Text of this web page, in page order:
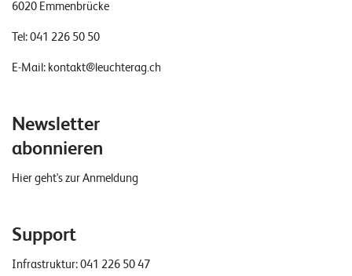
6020 Emmenbrücke
Tel:041 226 50 50
E-Mail: kontakt@leuchterag.ch
Newsletter
abonnieren
Hier geht's zur Anmeldung
Support
Infrastruktur:041 226 50 47